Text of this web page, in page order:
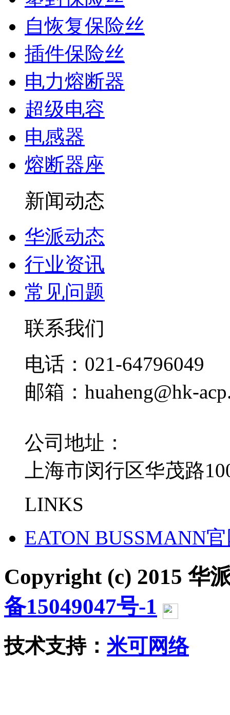
自恢复保险丝
插件保险丝
电力熔断器
超级电容
电感器
熔断器座
新闻动态
华派动态
行业资讯
常见问题
联系我们
电话：021-64796049
邮箱：huaheng@hk-
公司地址：
上海市闵行区华茂路
LINKS
EATON BUSSMANN
Copyright (c) 2015 华
备15049047号-1
技术支持： 米可网络